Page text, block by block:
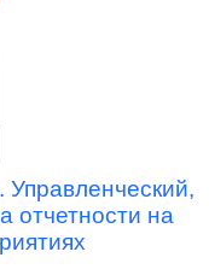
Управленческий,
отчетности на